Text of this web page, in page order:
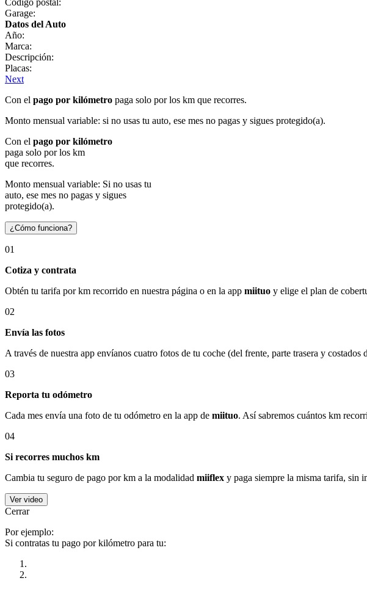
Garage:
Datos del Auto
Año:
Marca:
Descripción:
Placas:
Next
Con el pago por kilómetro paga solo por los km que recorres.
Monto mensual variable: si no usas tu auto, ese mes no pagas y sigues protegido(a).
Con el pago por kilómetro
paga solo por los km
que recorres.
Monto mensual variable: Si no usas tu
auto, ese mes no pagas y sigues
protegido(a).
¿Cómo funciona?
01
Cotiza y contrata
Obtén tu tarifa por km recorrido en nuestra página o en la app miituo y elige el plan de
02
Envía las fotos
A través de nuestra app envíanos cuatro fotos de tu coche (del frente, parte trasera y
03
Reporta tu odómetro
Cada mes envía una foto de tu odómetro en la app de miituo. Así sabremos cuántos km
04
Si recorres muchos km
Cambia tu seguro de pago por km a la modalidad miiflex y paga siempre la misma tarifa, sin
Ver video
Cerrar
Por ejemplo:
Si contratas tu pago por kilómetro para tu: